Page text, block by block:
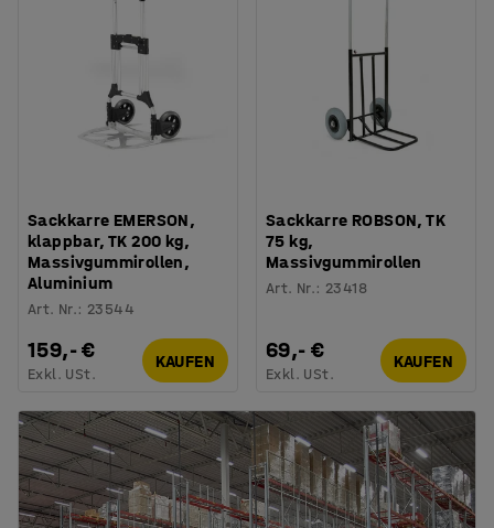
Sackkarre EMERSON,
klappbar, TK 200 kg,
Massivgummirollen,
Aluminium
Art. Nr.: 23544
159,- €
Exkl. USt.
KAUFEN
Sackkarre ROBSON, TK
75 kg,
Massivgummirollen
Art. Nr.: 23418
69,- €
Exkl. USt.
KAUFEN